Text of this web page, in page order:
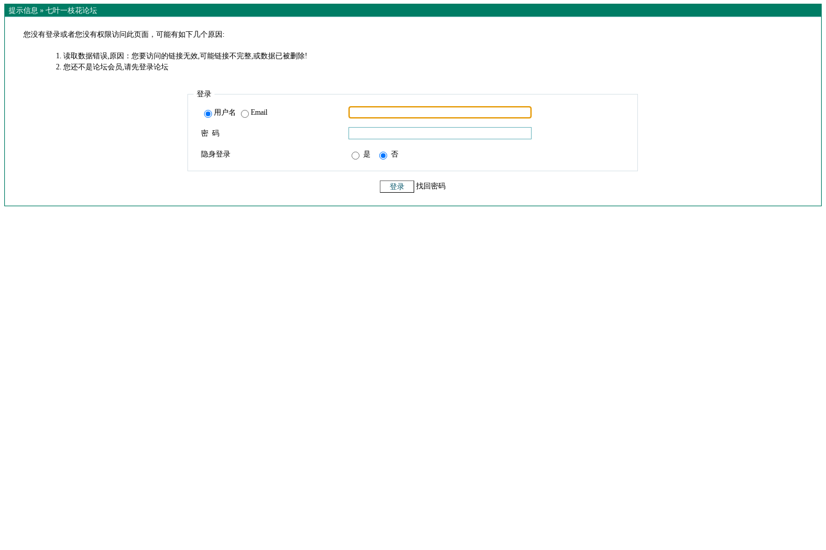
提示信息 » 七叶一枝花论坛
您没有登录或者您没有权限访问此页面，可能有如下几个原因:
读取数据错误,原因：您要访问的链接无效,可能链接不完整,或数据已被删除!
您还不是论坛会员,请先登录论坛
登录
用户名 Email
密 码
隐身登录 是 否
找回密码